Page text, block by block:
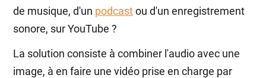
de musique, d'un podcastou d'un enregistrement
sonore, sur YouTube ?
La solution consiste à combiner l'audio avec une
image, à en faire une vidéo prise en charge par